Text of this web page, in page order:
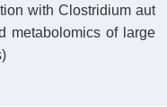
with Clostridium aut
metabolomics of large